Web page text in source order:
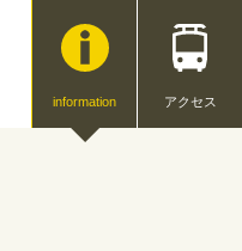
information アクセス